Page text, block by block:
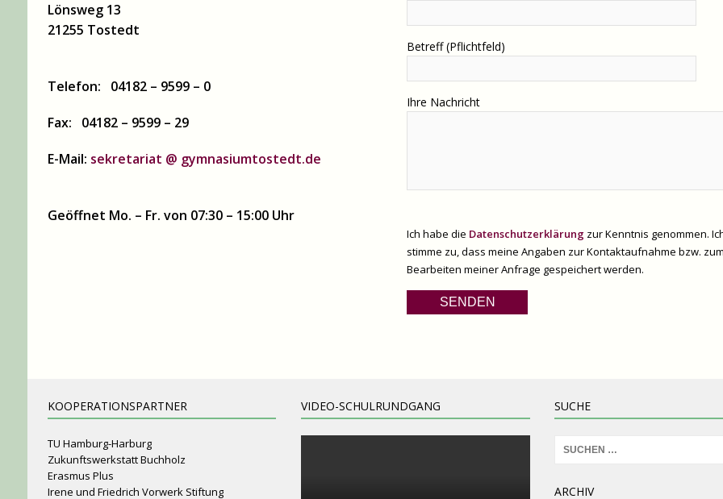
Lönsweg 13
21255 Tostedt
Telefon: 04182 – 9599 – 0
Fax: 04182 – 9599 – 29
E-Mail: sekretariat @ gymnasiumtostedt.de
Geöffnet Mo. – Fr. von 07:30 – 15:00 Uhr
Betreff (Pflichtfeld)
Ihre Nachricht
Ich habe die Datenschutzerklärung zur Kenntnis genommen.
stimme zu, dass meine Angaben zur Kontaktaufnahme bzw.
Bearbeiten meiner Anfrage gespeichert werden.
KOOPERATIONSPARTNER
TU Hamburg-Harburg
Zukunftswerkstatt Buchholz
Erasmus Plus
Irene und Friedrich Vorwerk Stiftung
VIDEO-SCHULRUNDGANG SUCHE
ARCHIV